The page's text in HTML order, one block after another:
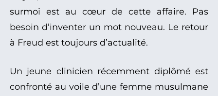
surmoi est au cœur de cette affaire. Pas
besoin d’inventer un mot nouveau. Le retour
à Freud est toujours d’actualité.
Un jeune clinicien récemment diplômé est
confronté au voile d’une femme musulmane